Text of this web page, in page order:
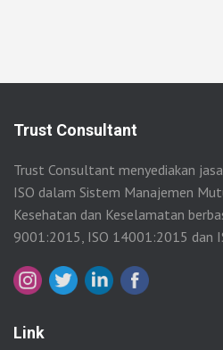
Trust Consultant
Trust Consultant menyediakan
ISO dalam Sistem Manajemen
Kesehatan dan Keselamatan
9001:2015, ISO 14001:2015 dan
Link